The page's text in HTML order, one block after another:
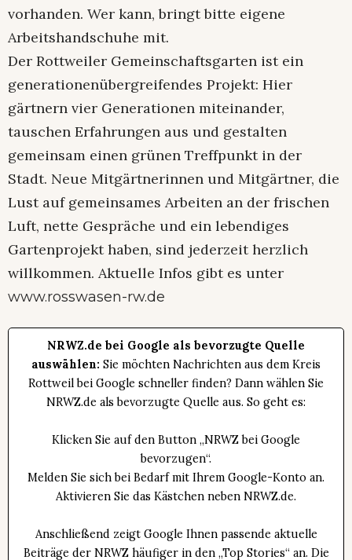
vorhanden. Wer kann, bringt bitte eigene
Arbeitshandschuhe mit.
Der Rottweiler Gemeinschaftsgarten ist ein
generationenübergreifendes Projekt: Hier
gärtnern vier Generationen miteinander,
tauschen Erfahrungen aus und gestalten
gemeinsam einen grünen Treffpunkt in der
Stadt. Neue Mitgärtnerinnen und Mitgärtner, die
Lust auf gemeinsames Arbeiten an der frischen
Luft, nette Gespräche und ein lebendiges
Gartenprojekt haben, sind jederzeit herzlich
willkommen. Aktuelle Infos gibt es unter
www.rosswasen-rw.de
NRWZ.de bei Google als bevorzugte Quelle
auswählen: Sie möchten Nachrichten aus dem Kreis
Rottweil bei Google schneller finden? Dann wählen Sie
NRWZ.de als bevorzugte Quelle aus. So geht es:
Klicken Sie auf den Button „NRWZ bei Google
bevorzugen“.
Melden Sie sich bei Bedarf mit Ihrem Google-Konto an.
Aktivieren Sie das Kästchen neben NRWZ.de.
Anschließend zeigt Google Ihnen passende aktuelle
Beiträge der NRWZ häufiger in den „Top Stories“ an. Die